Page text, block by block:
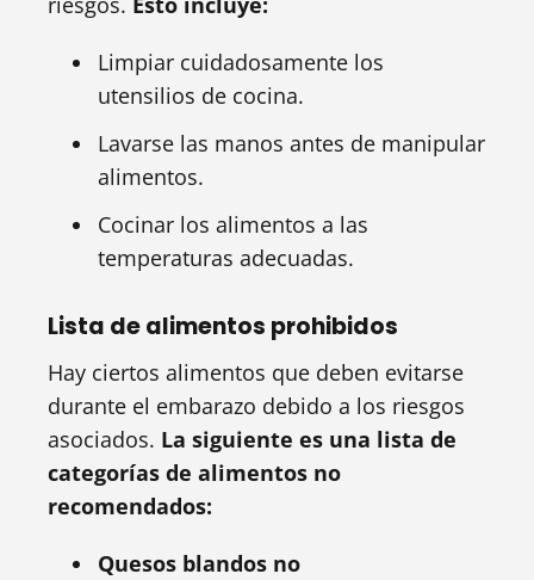
Limpiar cuidadosamente los
utensilios de cocina.
Lavarse las manos antes de manipular
alimentos.
Cocinar los alimentos a las
temperaturas adecuadas.
Lista de alimentos prohibidos
Hay ciertos alimentos que deben evitarse
durante el embarazo debido a los riesgos
asociados. La siguiente es una lista de
categorías de alimentos no
recomendados:
Quesos blandos no